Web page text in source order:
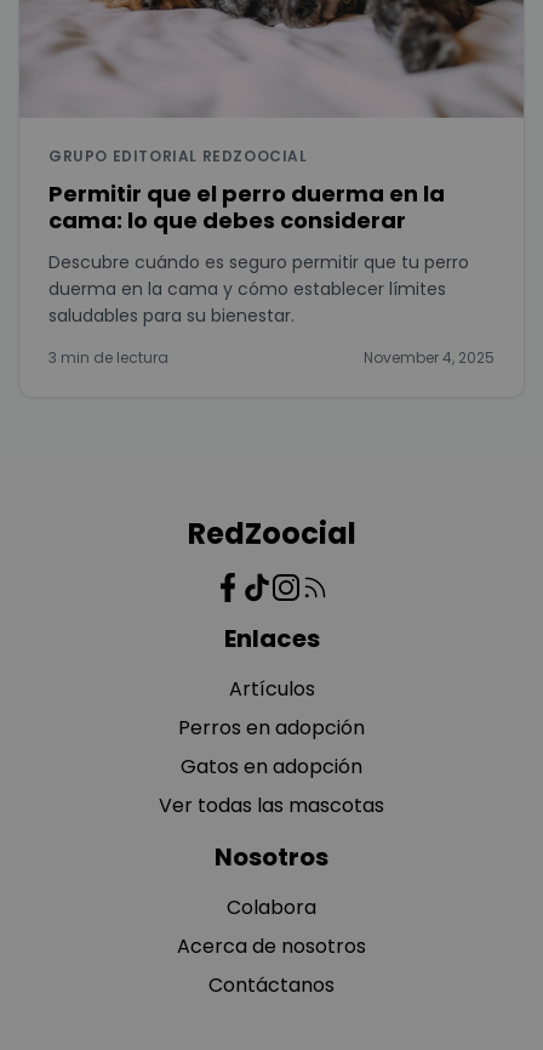
GRUPO EDITORIAL REDZOOCIAL
Permitir que el perro duerma en la
cama: lo que debes considerar
Descubre cuándo es seguro permitir que tu perro
duerma en la cama y cómo establecer límites
saludables para su bienestar.
3 min de lectura November 4, 2025
RedZoocial
Enlaces
Artículos
Perros en adopción
Gatos en adopción
Ver todas las mascotas
Nosotros
Colabora
Acerca de nosotros
Contáctanos